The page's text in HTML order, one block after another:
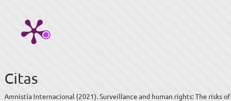
Citas
Amnistía Internacional (2021). Surveillance and human rights: The risks of